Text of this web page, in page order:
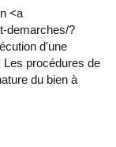
<a
demarches/?
d'une
Les procédures de
du bien à